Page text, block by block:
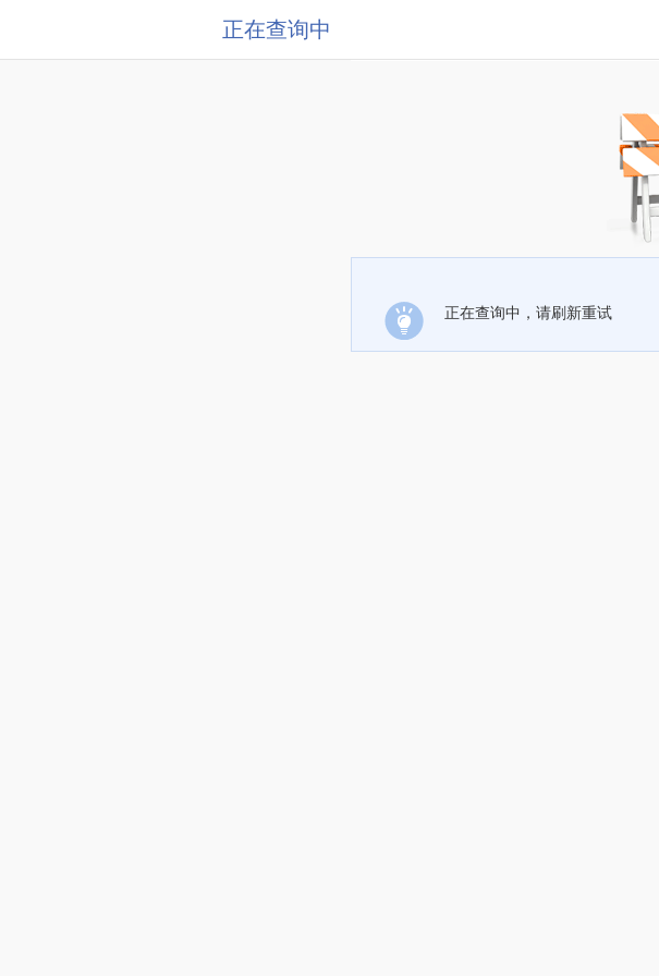
正在查询中
正在查询中，请刷新重试